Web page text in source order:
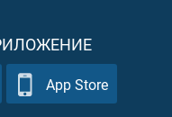
App Store